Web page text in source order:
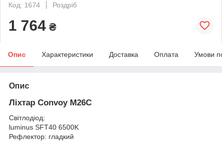
Код: 1674
Роздріб
1 764 ₴
Опис Характеристики Доставка Оплата Умови
Опис
Ліхтар Convoy M26C
Світлодіод:
luminus SFT40 6500K
Рефлектор: гладкий